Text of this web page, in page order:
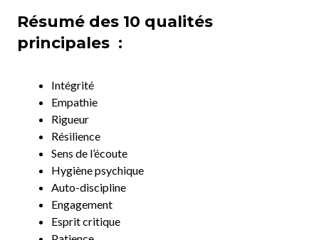
Résumé des 10 qualités
principales :
Intégrité
Empathie
Rigueur
Résilience
Sens de l’écoute
Hygiène psychique
Auto-discipline
Engagement
Esprit critique